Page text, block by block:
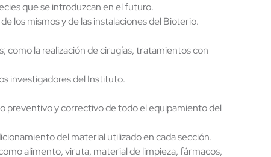
que se introduzcan en el futuro.
los mismos y de las instalaciones del Bioterio.
como la realización de cirugías, tratamientos con
investigadores del Instituto.
preventivo y correctivo de todo el equipamiento del
del material utilizado en cada sección.
alimento, viruta, material de limpieza, fármacos,